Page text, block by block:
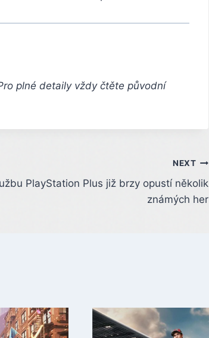
plné detaily vždy čtěte původní
NEXT
PlayStation Plus již brzy opustí několik
známých her